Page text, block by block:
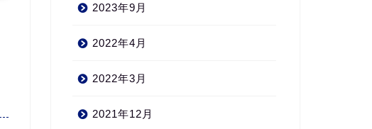
2023年9月
2022年4月
2022年3月
2021年12月